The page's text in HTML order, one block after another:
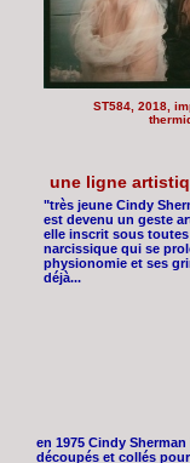
ST584, 2018,
une ligne
"très jeune Cindy
est devenu un geste
elle inscrit sous
narcissique qui se
physionomie et ses
déjà...
en 1975 Cindy
découpés et collés